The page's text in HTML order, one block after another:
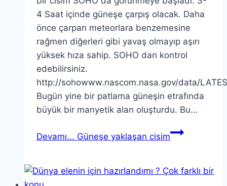
4 Saat içinde güneşe çarpış olacak. Daha
önce çarpan meteorlara benzemesine
rağmen diğerleri gibi yavaş olmayıp aşırı
yüksek hıza sahip. SOHO dan kontrol
edebilirsiniz.
http://sohowww.nascom.nasa.gov/data/
Bugün yine bir patlama güneşin etrafında
büyük bir manyetik alan oluşturdu. Bu…
Devamı... Güneşe yaklaşan cisim